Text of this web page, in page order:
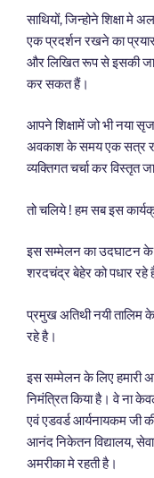
साथियों, जिन्होने शिक्षा
एक प्रदर्शन रखने का
और लिखित रूप से इसकी
कर सकत हैं।
आपने शिक्षामें जो भी नया
अवकाश के समय एक सत्र
व्यक्तिगत चर्चा कर विस्तृत
तो चलिये ! हम सब इस
इस सम्मेलन का उदघाटन के
शरदचंद्र बेहेर को पधार रहे
प्रमुख अतिथी नयी तालिम
रहे है।
इस सम्मेलन के लिए हमारी
निमंत्रित किया है। वे ना
एवं एडवर्ड आर्यनायकम जी
आनंद निकेतन विद्यालय,
अमरीका मे रहती है।